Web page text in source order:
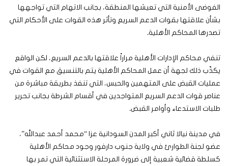
الفوضى الأمنية التي تعيشها المنطقة، بجانب الاتهام التي تواجهها
بشأن علاقتها بقوات الدعم السريع وتأثر هذه القوات على الأحكام التي
تصدرها المحاكم الأهلية.
تنفي محاكم الإدارات الأهلية مراراً علاقتها بالدعم السريع، لكن الواقع
يكذّب ذلك لجهة أن عمل المحاكم الأهلية يتم بالتنسيق مع القوات في
عمليات القبض على المتهمين والحبس، التي تنفذ بطريقة مباشرة من
عناصر قوات الدعم السريع المتواجدين في أقسام الشرطة بجانب تحرير
طلبات الاستدعاء وأوامر القبض.
في مدينة نيالا ثاني أكبر المدن السودانية عزا “محمد أحمد عبدالله”،
عضو لجنة الطوارئ في ولاية جنوب دارفور وجود محاكم الأهلية
كسلطة قضائية شعبية إلى ضرورة المرحلة الاستثنائية التي تمر بها